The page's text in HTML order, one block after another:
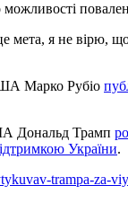
я не вірю, що
Марко Рубіо
Дональд Трамп
України.
trampa-za-